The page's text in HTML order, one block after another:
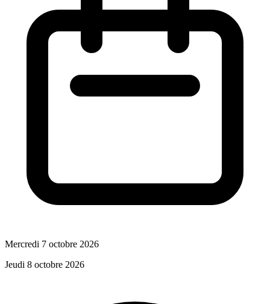
Mercredi 7 octobre 2026
Jeudi 8 octobre 2026